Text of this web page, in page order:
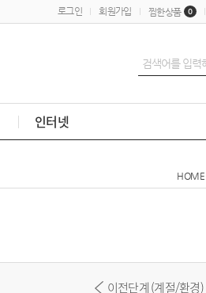
로그인 회원가입 찜한상품 0
인터넷
HOME
이전단계 (계절/환경)